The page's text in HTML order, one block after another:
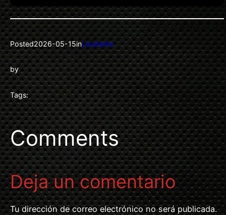
Posted2026-05-15inLoudwire
by
Tags:
Comments
Deja un comentario
Tu dirección de correo electrónico no será publicada.